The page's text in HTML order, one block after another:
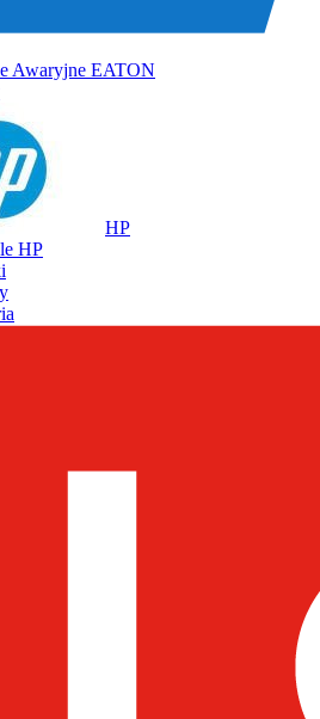
Awaryjne EATON
HP
HP